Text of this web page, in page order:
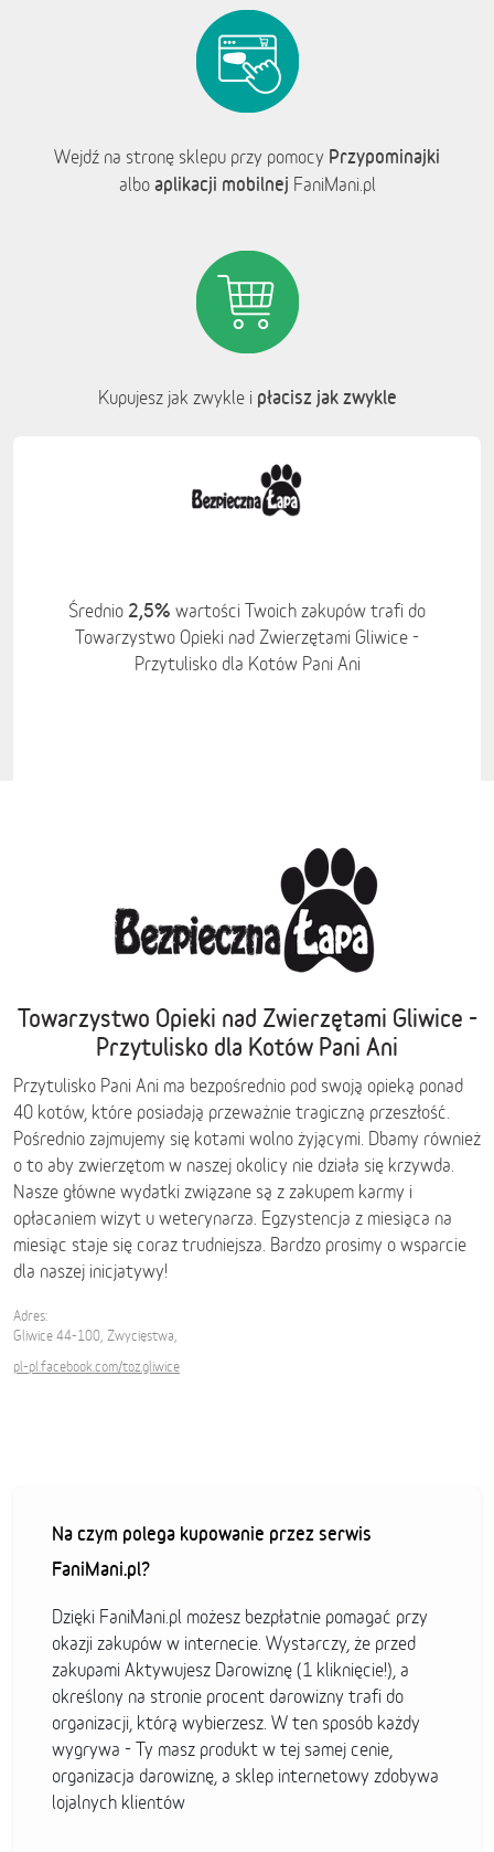
Wejdź na stronę sklepu przy pomocy Przypominajki
albo aplikacji mobilnej FaniMani.pl
Kupujesz jak zwykle i płacisz jak zwykle
Średnio 2,5% wartości Twoich zakupów trafi do
Towarzystwo Opieki nad Zwierzętami Gliwice -
Przytulisko dla Kotów Pani Ani
Towarzystwo Opieki nad Zwierzętami Gliwice -
Przytulisko dla Kotów Pani Ani
Przytulisko Pani Ani ma bezpośrednio pod swoją opieką ponad
40 kotów, które posiadają przeważnie tragiczną przeszłość.
Pośrednio zajmujemy się kotami wolno żyjącymi. Dbamy również
o to aby zwierzętom w naszej okolicy nie działa się krzywda.
Nasze główne wydatki związane są z zakupem karmy i
opłacaniem wizyt u weterynarza. Egzystencja z miesiąca na
miesiąc staje się coraz trudniejsza. Bardzo prosimy o wsparcie
dla naszej inicjatywy!
Adres:
Gliwice 44-100, Zwycięstwa,
pl-pl.facebook.com/toz.gliwice
Na czym polega kupowanie przez serwis
FaniMani.pl?
Dzięki FaniMani.pl możesz bezpłatnie pomagać przy
okazji zakupów w internecie. Wystarczy, że przed
zakupami Aktywujesz Darowiznę (1 kliknięcie!), a
określony na stronie procent darowizny trafi do
organizacji, którą wybierzesz. W ten sposób każdy
wygrywa - Ty masz produkt w tej samej cenie,
organizacja darowiznę, a sklep internetowy zdobywa
lojalnych klientów